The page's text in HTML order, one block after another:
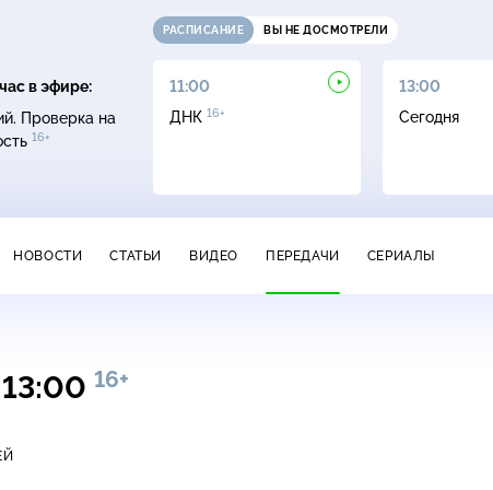
в эфире:
Проверка на
16+
РАСПИСАНИЕ ВЫ НЕ ДОСМОТРЕЛИ
11:00
ДНК 16+
13:00
Сегодня
НОВОСТИ СТАТЬИ ВИДЕО ПЕРЕДАЧИ СЕРИАЛЫ
16+